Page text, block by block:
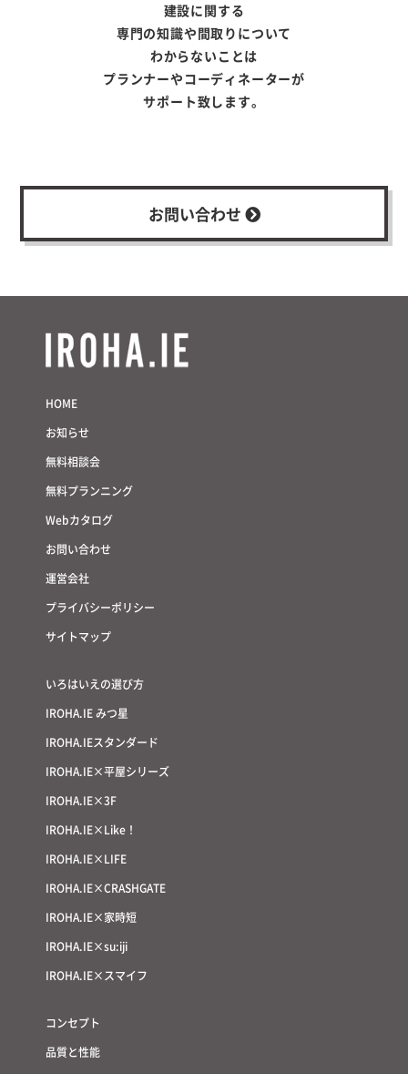
建設に関する
専門の知識や間取りについて
わからないことは
プランナーやコーディネーターが
サポート致します。
お問い合わせ
HOME
お知らせ
無料相談会
無料プランニング
Webカタログ
お問い合わせ
運営会社
プライバシーポリシー
サイトマップ
いろはいえの選び方
IROHA.IE みつ星
IROHA.IEスタンダード
IROHA.IE×平屋シリーズ
IROHA.IE×3F
IROHA.IE×Like！
IROHA.IE×LIFE
IROHA.IE×CRASHGATE
IROHA.IE×家時短
IROHA.IE×su:iji
IROHA.IE×スマイフ
コンセプト
品質と性能